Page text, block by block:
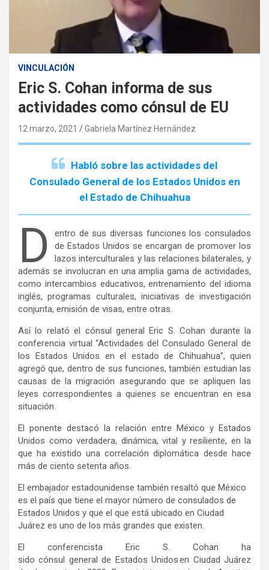
VINCULACIÓN
Eric S. Cohan informa de sus
actividades como cónsul de EU
12 marzo, 2021 Gabriela Martínez Hernández
Habló sobre las actividades del
Consulado General de los Estados Unidos en
el Estado de Chihuahua
D
entro de sus diversas funciones los consulados
de Estados Unidos se encargan de promover los
lazos interculturales y las relaciones bilaterales, y
además se involucran en una amplia gama de actividades,
como intercambios educativos, entrenamiento del idioma
inglés, programas culturales, iniciativas de investigación
conjunta, emisión de visas, entre otras.
Así lo relató el cónsul general Eric S. Cohan durante la
conferencia virtual “Actividades del Consulado General de
los Estados Unidos en el estado de Chihuahua”, quien
agregó que, dentro de sus funciones, también estudian las
causas de la migración asegurando que se apliquen las
leyes correspondientes a quienes se encuentran en esa
situación.
El ponente destacó la relación entre México y Estados
Unidos como verdadera, dinámica, vital y resiliente, en la
que ha existido una correlación diplomática desde hace
más de ciento setenta años.
El embajador estadounidense también resaltó que México
es el país que tiene el mayor número de consulados de
Estados Unidos y que el que está ubicado en Ciudad
Juárez es uno de los más grandes que existen.
El conferencista Eric S. Cohan ha
sido cónsul general de Estados Unidos en Ciudad Juárez